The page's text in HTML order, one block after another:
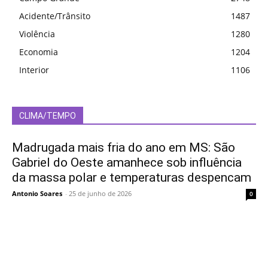
Acidente/Trânsito
1487
Violência
1280
Economia
1204
Interior
1106
CLIMA/TEMPO
Madrugada mais fria do ano em MS: São
Gabriel do Oeste amanhece sob influência
da massa polar e temperaturas despencam
Antonio Soares - 25 de junho de 2026 0